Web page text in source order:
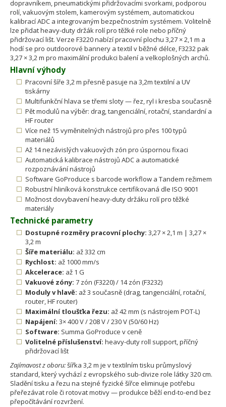
dopravníkem, pneumatickými přidržovacími svorkami, podporou
rolí, vakuovým stolem, kamerovým systémem, automatickou
kalibrací ADC a integrovaným bezpečnostním systémem. Volitelně
lze přidat heavy-duty držák rolí pro těžké role nebo příčný
přidržovací lišt. Verze F3220 nabízí pracovní plochu 3,27 × 2,1 m a
hodí se pro outdoorové bannery a textil v běžné délce, F3232 pak
3,27 × 3,2 m pro maximální produkci balení a velkoplošných archů.
Hlavní výhody
Pracovní šíře 3,2 m přesně pasuje na 3,2m textilní a UV
tiskárny
Multifunkční hlava se třemi sloty — řez, ryl i kresba současně
Pět modulů na výběr: drag, tangenciální, rotační, standardní a
HF router
Více než 15 vyměnitelných nástrojů pro přes 100 typů
materiálů
Až 14 nezávislých vakuových zón pro úspornou fixaci
Automatická kalibrace nástrojů ADC a automatické
rozpoznávání nástrojů
Software GoProduce s barcode workflow a Tandem režimem
Robustní hliníková konstrukce certifikovaná dle ISO 9001
Možnost dovybavení heavy-duty držáku rolí pro těžké
materiály
Technické parametry
Dostupné rozměry pracovní plochy: 3,27 × 2,1 m | 3,27 ×
3,2 m
Šíře materiálu: až 332 cm
Rychlost: až 1000 mm/s
Akcelerace: až 1 G
Vakuové zóny: 7 zón (F3220) / 14 zón (F3232)
Moduly v hlavě: až 3 současně (drag, tangenciální, rotační,
router, HF router)
Maximální tloušťka řezu: až 42 mm (s nástrojem POT-L)
Napájení: 3× 400 V / 208 V / 230 V (50/60 Hz)
Software: Summa GoProduce v ceně
Volitelné příslušenství: heavy-duty roll support, příčný
přidržovací lišt
Zajímavost z oboru:šířka 3,2 m je v textilním tisku průmyslový
standard, který vychází z evropského sub-divize role látky 320 cm.
Sladění tisku a řezu na stejné fyzické šířce eliminuje potřebu
přeřezávat role či rotovat motivy — produkce běží end-to-end bez
přepočítávání rozvržení.